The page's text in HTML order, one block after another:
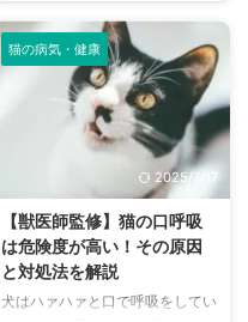
に相談してください。 この記事
...
って運動したから？興奮気味だか
ら？それとも、何か病気が原
因？」といったようなシーンがあ
るでしょう。 愛猫がハァハァ息
をしていると、心配になってしま
いますよね。ちょっと息切れして
いるだけなのか、あるいはすぐ動
物病院に行くべき緊急事態なの
か。 通常であればただの息切れ
というのが一般的ですが、状況に
よってはそうでないケースも考え
なければいけません。 そこで今
回は、愛猫の息が荒くなったとき
猫の病気・健康
2025/7/17
【獣医師監修】猫の口呼吸
は危険度が高い！その原因
と対処法を解説
犬はハァハァと口で呼吸をしてい